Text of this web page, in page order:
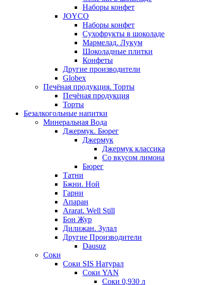
Наборы конфет
JOYCO
Наборы конфет
Сухофрукты в шоколаде
Мармелад. Лукум
Шоколадные плитки
Конфеты
Другие производители
Globex
Печёная продукция. Торты
Печёная продукция
Торты
Безалкогольные напитки
Минеральная Вода
Джермук. Бюрег
Джермук
Джермук классика
Со вкусом лимона
Бюрег
Татни
Бжни. Ной
Гарни
Апаран
Ararat. Well Still
Бон Жур
Дилижан. Зулал
Другие Производители
Dausuz
Соки
Соки SIS Натурал
Соки YAN
Соки 0,930 л